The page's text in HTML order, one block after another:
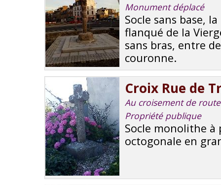
Monument déplacé
Socle sans base,
flanqué de la
sans bras, entre
couronne.
Croix Rue de
Au croisement de
Propriété publique
Socle monolithe à
octogonale en